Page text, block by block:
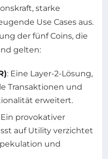
starke
Use Cases aus.
der fünf Coins, die
gelten:
: Eine Layer-2-Lösung,
Transaktionen und
erweitert.
Ein provokativer
auf Utility verzichtet
und